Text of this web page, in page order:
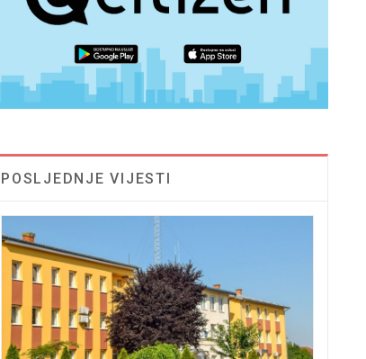
POSLJEDNJE VIJESTI